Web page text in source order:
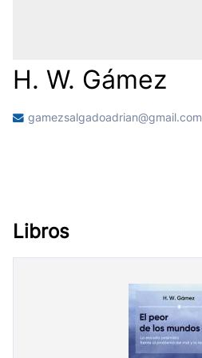
H. W. Gámez
gamezsalgadoadrian@gmail.com
Libros